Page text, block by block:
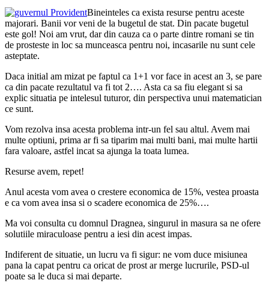
Bineinteles ca exista resurse pentru aceste
majorari. Banii vor veni de la bugetul de stat. Din pacate bugetul
este gol! Noi am vrut, dar din cauza ca o parte dintre romani se tin
de prosteste in loc sa munceasca pentru noi, incasarile nu sunt cele
asteptate.
Daca initial am mizat pe faptul ca 1+1 vor face in acest an 3, se pare
ca din pacate rezultatul va fi tot 2…. Asta ca sa fiu elegant si sa
explic situatia pe intelesul tuturor, din perspectiva unui matematician
ce sunt.
Vom rezolva insa acesta problema intr-un fel sau altul. Avem mai
multe optiuni, prima ar fi sa tiparim mai multi bani, mai multe hartii
fara valoare, astfel incat sa ajunga la toata lumea.
Resurse avem, repet!
Anul acesta vom avea o crestere economica de 15%, vestea proasta
e ca vom avea insa si o scadere economica de 25%….
Ma voi consulta cu domnul Dragnea, singurul in masura sa ne ofere
solutiile miraculoase pentru a iesi din acest impas.
Indiferent de situatie, un lucru va fi sigur: ne vom duce misiunea
pana la capat pentru ca oricat de prost ar merge lucrurile, PSD-ul
poate sa le duca si mai departe.